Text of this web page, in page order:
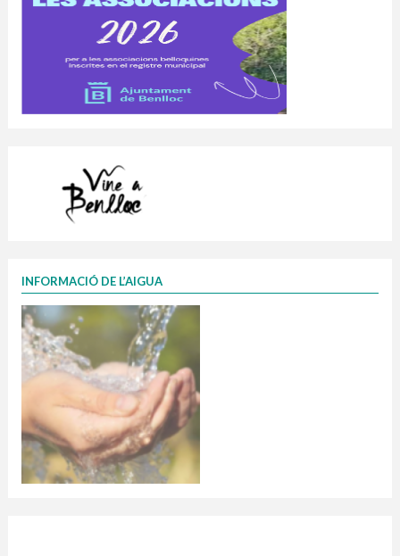
INFORMACIÓ DE L’AIGUA